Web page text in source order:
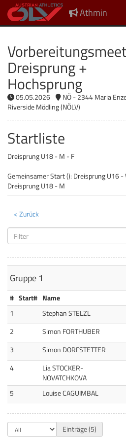
Athmin
Dreisprung +
Hochsprung
05.05.2026 NÖ - 2344 Maria
Riverside Mödling (NÖLV)
Startliste
Dreisprung U18 - M - F
Gemeinsamer Start (): Dreisprung U16 -
Dreisprung U18 - M
< Zurück
Gruppe 1
# Start# Name
1
Stephan STELZL
2
Simon FORTHUBER
3
Simon DORFSTETTER
4
Lia STOCKER-
NOVATCHKOVA
5 Louise CAGUIMBAL
Einträge (5)